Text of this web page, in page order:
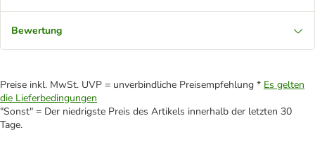
Bewertung
Preise inkl. MwSt. UVP = unverbindliche Preisempfehlung * Es gelten
die Lieferbedingungen
"Sonst" = Der niedrigste Preis des Artikels innerhalb der letzten 30
Tage.